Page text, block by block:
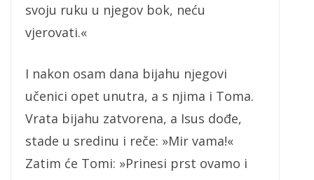
svoju ruku u njegov bok, neću
vjerovati.«
I nakon osam dana bijahu njegovi
učenici opet unutra, a s njima i Toma.
Vrata bijahu zatvorena, a Isus dođe,
stade u sredinu i reče: »Mir vama!«
Zatim će Tomi: »Prinesi prst ovamo i